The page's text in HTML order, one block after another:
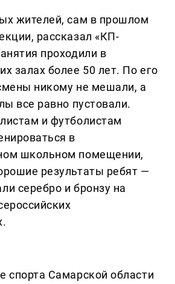
жителей, сам в прошлом
рассказал «КП-
проходили в
залах более 50 лет. По его
никому не мешали, а
все равно пустовали.
и футболистам
в
школьном помещении,
результаты ребят —
серебро и бронзу на
спорта Самарской области